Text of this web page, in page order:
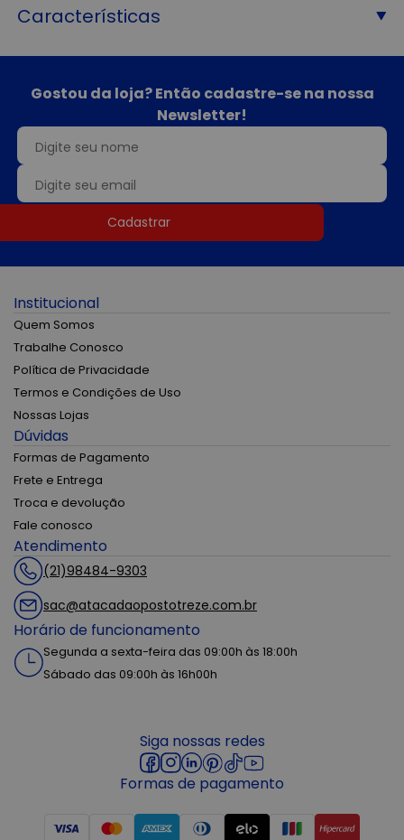
Características
Gostou da loja? Então cadastre-se na nossa
Newsletter!
Cadastrar
Institucional
Quem Somos
Trabalhe Conosco
Política de Privacidade
Termos e Condições de Uso
Nossas Lojas
Dúvidas
Formas de Pagamento
Frete e Entrega
Troca e devolução
Fale conosco
Atendimento
(21)98484-9303
sac@atacadaopostotreze.com.br
Horário de funcionamento
Segunda a sexta-feira das 09:00h às 18:00h
Sábado das 09:00h às 16h00h
Siga nossas redes
Formas de pagamento